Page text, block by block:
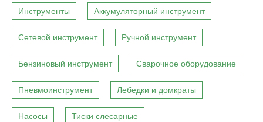
Инструменты Аккумуляторный инструмент
Сетевой инструмент Ручной инструмент
Бензиновый инструмент Сварочное оборудование
Пневмоинструмент Лебедки и домкраты
Насосы Тиски слесарные